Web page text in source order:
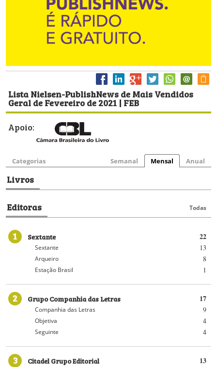
Lista Nielsen-PublishNews de Mais Vendidos
Geral de Fevereiro de 2021 | FEB
Apoio:
Categorias Semanal Mensal Anual
Livros
Editoras Todas
1 22
Sextante
13
Sextante
8
Arqueiro
1
Estação Brasil
2 17
Grupo Companhia das Letras
9
Companhia das Letras
4
Objetiva
4
Seguinte
3 13
Citadel Grupo Editorial